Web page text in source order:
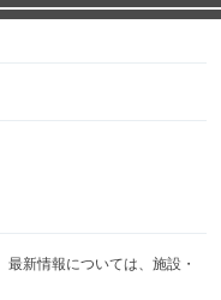
新情報については、施設・